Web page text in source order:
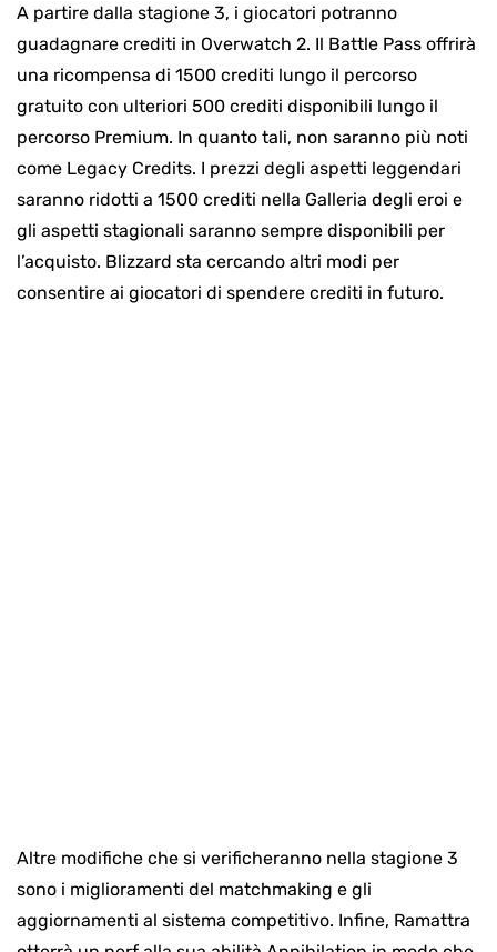
A partire dalla stagione 3, i giocatori potranno
guadagnare crediti in Overwatch 2. Il Battle Pass offrirà
una ricompensa di 1500 crediti lungo il percorso
gratuito con ulteriori 500 crediti disponibili lungo il
percorso Premium. In quanto tali, non saranno più noti
come Legacy Credits. I prezzi degli aspetti leggendari
saranno ridotti a 1500 crediti nella Galleria degli eroi e
gli aspetti stagionali saranno sempre disponibili per
l’acquisto. Blizzard sta cercando altri modi per
consentire ai giocatori di spendere crediti in futuro.
Altre modifiche che si verificheranno nella stagione 3
sono i miglioramenti del matchmaking e gli
aggiornamenti al sistema competitivo. Infine, Ramattra